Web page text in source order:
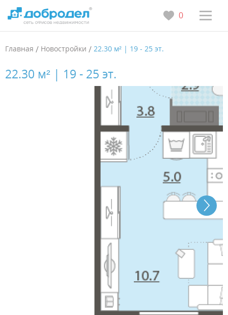
0
Главная / Новостройки / 22.30 м² | 19 - 25 эт.
22.30 м² | 19 - 25 эт.